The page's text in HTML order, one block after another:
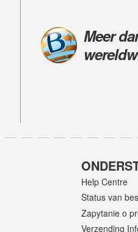
Meer
Help Centre
Status van
Zapytanie o
Verzending